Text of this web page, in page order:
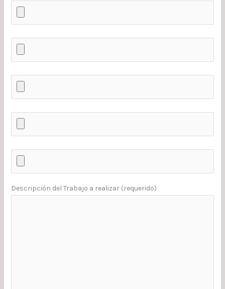
Descripción del Trabajo a realizar (requerido)